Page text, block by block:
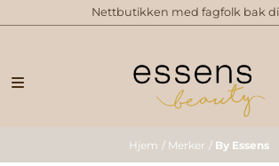
Hopp til innholdNettbutikken med fagfolk bak
Hjem / Merker / By Essens